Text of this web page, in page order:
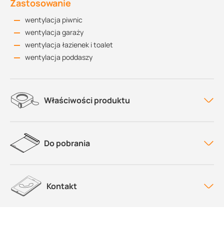
Zastosowanie
wentylacja piwnic
wentylacja garaży
wentylacja łazienek i toalet
wentylacja poddaszy
Właściwości produktu
Do pobrania
Kontakt